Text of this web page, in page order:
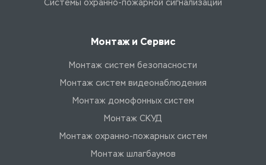
Системы охранно-пожарной сигнализации
Монтаж и Сервис
Монтаж систем безопасности
Монтаж систем видеонаблюдения
Монтаж домофонных систем
Монтаж СКУД
Монтаж охранно-пожарных систем
Монтаж шлагбаумов